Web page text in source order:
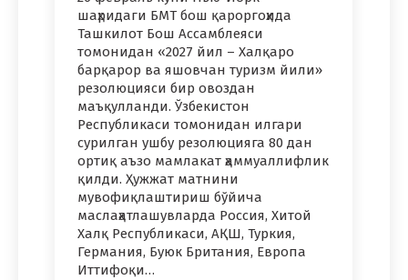
шаҳридаги БМТ бош қароргоҳида
Ташкилот Бош Ассамблеяси
томонидан «2027 йил – Халқаро
барқарор ва яшовчан туризм йили»
резолюцияси бир овоздан
маъқулланди. Ўзбекистон
Республикаси томонидан илгари
сурилган ушбу резолюцияга 80 дан
ортиқ аъзо мамлакат ҳаммуаллифлик
қилди. Ҳужжат матнини
мувофиқлаштириш бўйича
маслаҳатлашувларда Россия, Хитой
Халқ Республикаси, АҚШ, Туркия,
Германия, Буюк Британия, Европа
Иттифоқи…